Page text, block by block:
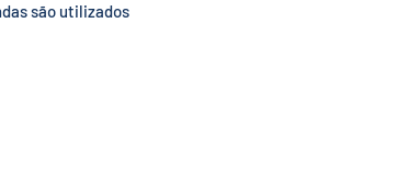
são utilizados
recipientes.